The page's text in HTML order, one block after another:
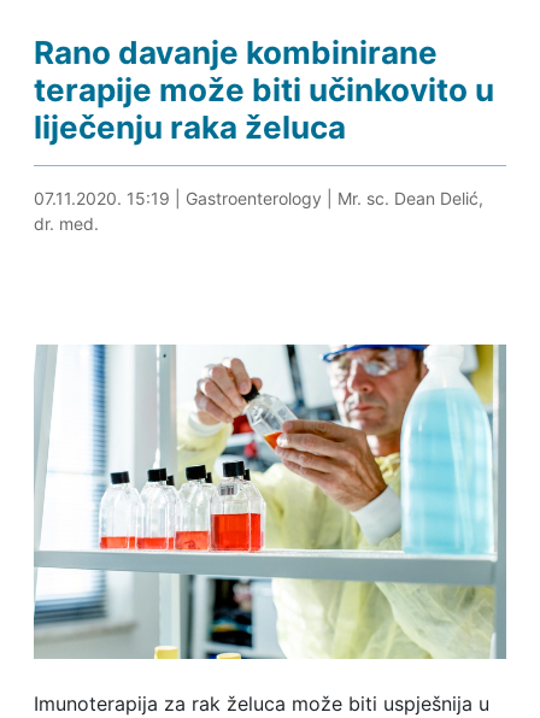
Rano davanje kombinirane
terapije može biti učinkovito u
liječenju raka želuca
07.11.2020. 15:40
07.11.2020. 15:19 Gastroenterology
Mr. sc. Dean Delić,
dr. med.
Imunoterapija za rak želuca može biti uspješnija u